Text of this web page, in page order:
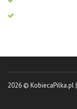
2026 © KobiecaPilka.pl |